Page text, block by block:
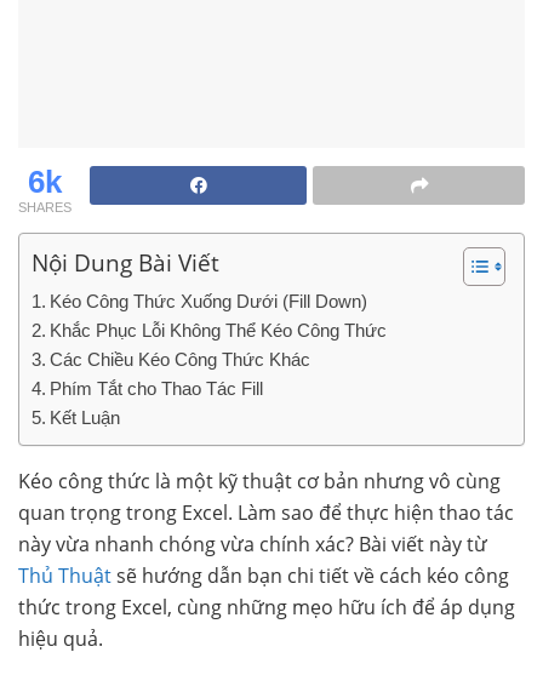
6k
SHARES
Nội Dung Bài Viết
Kéo Công Thức Xuống Dưới (Fill Down)
Khắc Phục Lỗi Không Thể Kéo Công Thức
Các Chiều Kéo Công Thức Khác
Phím Tắt cho Thao Tác Fill
Kết Luận
Kéo công thức là một kỹ thuật cơ bản nhưng vô cùng
quan trọng trong Excel. Làm sao để thực hiện thao tác
này vừa nhanh chóng vừa chính xác? Bài viết này từ
Thủ Thuậtsẽ hướng dẫn bạn chi tiết về cách kéo công
thức trong Excel, cùng những mẹo hữu ích để áp dụng
hiệu quả.